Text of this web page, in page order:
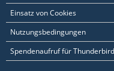
Einsatz von Cookies
Nutzungsbedingungen
Spendenaufruf für Thunderbird